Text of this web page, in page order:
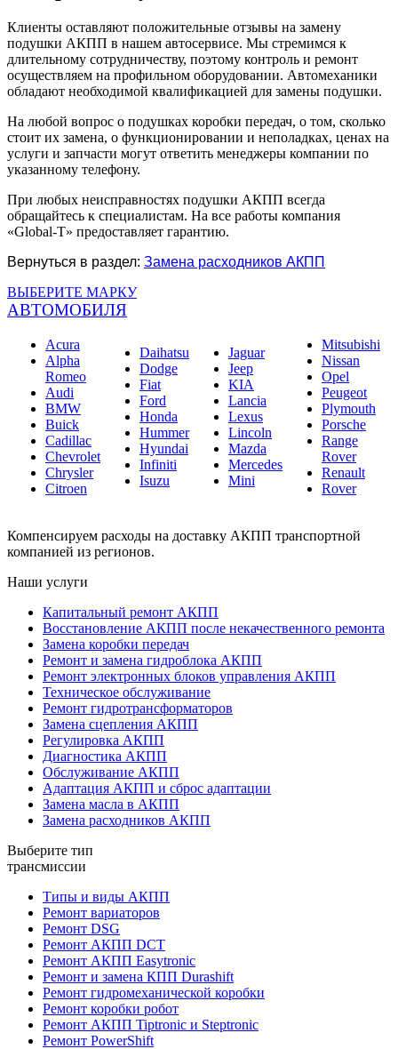
Клиенты оставляют положительные отзывы на замену
подушки АКПП в нашем автосервисе. Мы стремимся к
длительному сотрудничеству, поэтому контроль и ремонт
осуществляем на профильном оборудовании. Автомеханики
обладают необходимой квалификацией для замены подушки.
На любой вопрос о подушках коробки передач, о том, сколько
стоит их замена, о функционировании и неполадках, ценах на
услуги и запчасти могут ответить менеджеры компании по
указанному телефону.
При любых неисправностях подушки АКПП всегда
обращайтесь к специалистам. На все работы компания
«Global-T» предоставляет гарантию.
Вернуться в раздел: Замена расходников АКПП
ВЫБЕРИТЕ МАРКУ
АВТОМОБИЛЯ
Acura
Alpha
Romeo
Audi
BMW
Buick
Cadillac
Chevrolet
Chrysler
Citroen
Daihatsu
Dodge
Fiat
Ford
Honda
Hummer
Hyundai
Infiniti
Isuzu
Jaguar
Jeep
KIA
Lancia
Lexus
Lincoln
Mazda
Mercedes
Mini
Mitsubishi
Nissan
Opel
Peugeot
Plymouth
Porsche
Range
Rover
Renault
Rover
Компенсируем расходы на доставку АКПП транспортной
компанией из регионов.
Наши услуги
Капитальный ремонт АКПП
Восстановление АКПП после некачественного ремонта
Замена коробки передач
Ремонт и замена гидроблока АКПП
Ремонт электронных блоков управления АКПП
Техническое обслуживание
Ремонт гидротрансформаторов
Замена сцепления АКПП
Регулировка АКПП
Диагностика АКПП
Обслуживание АКПП
Адаптация АКПП и сброс адаптации
Замена масла в АКПП
Замена расходников АКПП
Выберите тип
трансмиссии
Типы и виды АКПП
Ремонт вариаторов
Ремонт DSG
Ремонт АКПП DCT
Ремонт АКПП Easytronic
Ремонт и замена КПП Durashift
Ремонт гидромеханической коробки
Ремонт коробки робот
Ремонт АКПП Tiptronic и Steptronic
Ремонт PowerShift